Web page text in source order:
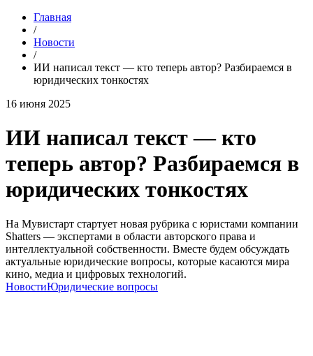
Главная
/
Новости
/
ИИ написал текст — кто теперь автор? Разбираемся в
юридических тонкостях
16 июня 2025
ИИ написал текст — кто
теперь автор? Разбираемся в
юридических тонкостях
На Мувистарт стартует новая рубрика с юристами компании
Shatters — экспертами в области авторского права и
интеллектуальной собственности. Вместе будем обсуждать
актуальные юридические вопросы, которые касаются мира
кино, медиа и цифровых технологий.
НовостиЮридические вопросы